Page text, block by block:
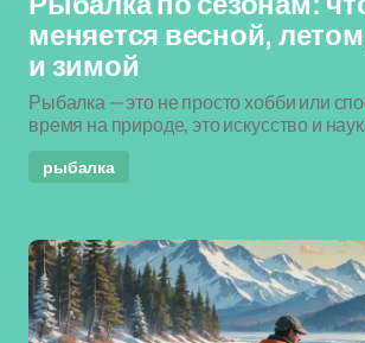
меняется весной,
и зимой
Рыбалка — это не просто хобби или
время на природе, это искусство и
рыбалка